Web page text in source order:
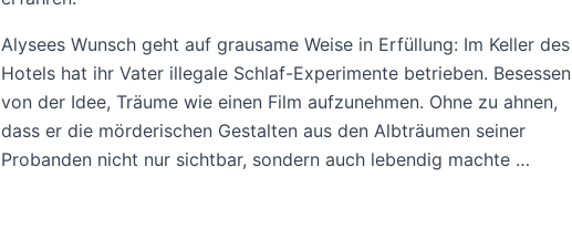
Alysees Wunsch geht auf grausame Weise in Erfüllung: Im Keller des
Hotels hat ihr Vater illegale Schlaf-Experimente betrieben. Besessen
von der Idee, Träume wie einen Film aufzunehmen. Ohne zu ahnen,
dass er die mörderischen Gestalten aus den Albträumen seiner
Probanden nicht nur sichtbar, sondern auch lebendig machte …